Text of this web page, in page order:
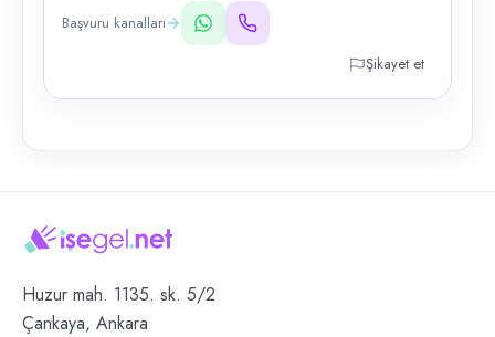
Başvuru kanalları
Şikayet et
Huzur mah. 1135. sk. 5/2
Çankaya, Ankara